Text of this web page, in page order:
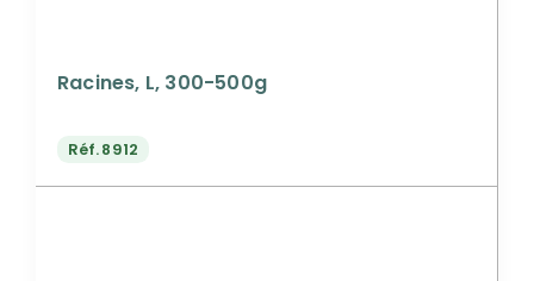
Racines, L, 300-500g
Réf.8912